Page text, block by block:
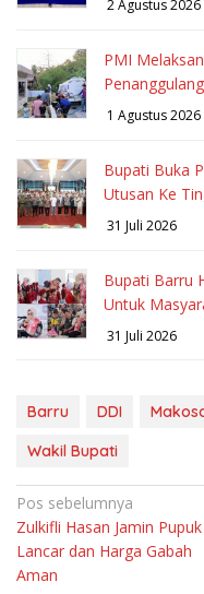
2 Agustus 2026
PMI
1 Agustus 2026
Bupati Buka
Utusan Ke
31 Juli 2026
Bupati Barru
Untuk
31 Juli 2026
Barru DDI
Wakil Bupati
Navigasi
pos
Pos sebelumnya
Zulkifli Hasan Jamin Pupuk
Lancar dan Harga Gabah
Aman